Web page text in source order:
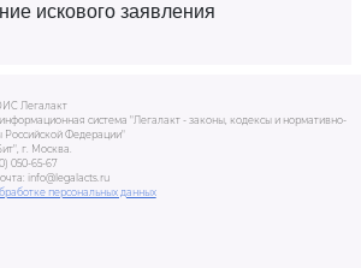
искового заявления
Легалакт
система "Легалакт - законы, кодексы и нормативно-
Российской Федерации"
г. Москва.
050-65-67
info@legalacts.ru
персональных данных